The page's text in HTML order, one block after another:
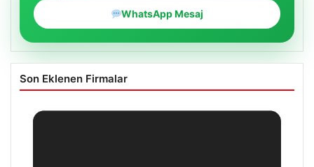
WhatsApp Mesaj
Son Eklenen Firmalar